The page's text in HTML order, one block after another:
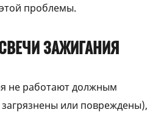
проблемы.
ЗАЖИГАНИЯ
не работают должным
или повреждены),